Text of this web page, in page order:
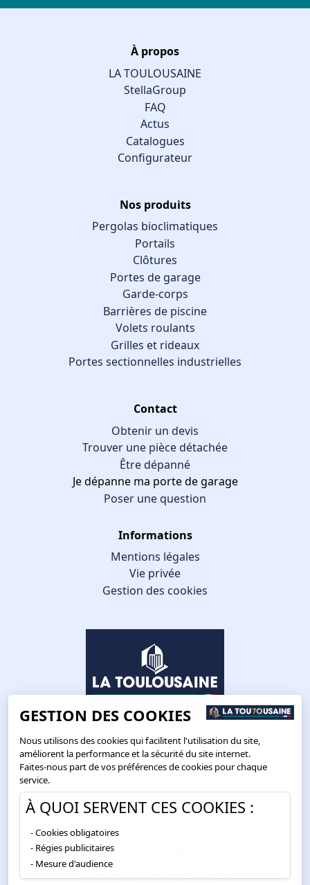
À propos
LA TOULOUSAINE
StellaGroup
FAQ
Actus
Catalogues
Configurateur
Nos produits
Pergolas bioclimatiques
Portails
Clôtures
Portes de garage
Garde-corps
Barrières de piscine
Volets roulants
Grilles et rideaux
Portes sectionnelles industrielles
Contact
Obtenir un devis
Trouver une pièce détachée
Être dépanné
Je dépanne ma porte de garage
Poser une question
Informations
Mentions légales
Vie privée
Gestion des cookies
Route de Toulouse
CS57668 ESCALQUENS
31676 LABÈGE CEDEX
SITE WEB PRO RECOMMANDÉ
GESTION DES COOKIES
Nous utilisons des cookies qui facilitent l'utilisation du site,
améliorent la performance et la sécurité du site internet.
Faites-nous part de vos préférences de cookies pour chaque
service.
À QUOI SERVENT CES COOKIES :
Cookies obligatoires
Régies publicitaires
Mesure d'audience